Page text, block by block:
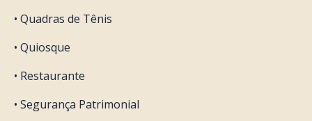
• Quadras de Tênis
• Quiosque
• Restaurante
• Segurança Patrimonial